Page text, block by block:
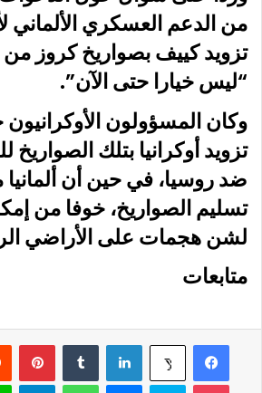
من الدعم العسكري الألماني
تزويد كييف بصواريخ كروز
“ليس خيارا حتى الآن”.
وكان المسؤولون الأوكرانيون
تزويد أوكرانيا بتلك الصواريخ
ضد روسيا، في حين أن
تسليم الصواريخ، خوفا من
لشن هجمات على الأراضي
متابعات
فيسبوك ‫X لينكدإن بينتيريست
سكايب واتساب